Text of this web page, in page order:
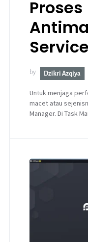
Proses
by Dzikri Azqiya
Untuk menjaga
macet atau
Manager. Di Task